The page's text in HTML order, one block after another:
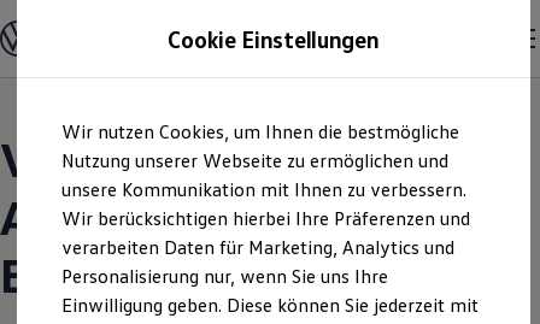
Hauptinhalt
springen
Footer
springen
Modelle und Konfigurator
Konfigurator
Modelle vergleichen
Elektroautos
ENERGY Sondermodelle
Nutzfahrzeuge
SUV und CUV
Familienautos
Kombis
Kompaktwagen
Sportwagen
Schnell verfügbare Fahrzeuge
Volkswagen Modelle |
Autohaus Lademann
Buchen
Cookie Einstellungen
Wir nutzen Cookies, um Ihnen die bestmögliche
Nutzung unserer Webseite zu ermöglichen und
unsere Kommunikation mit Ihnen zu verbessern.
Wir berücksichtigen hierbei Ihre Präferenzen und
verarbeiten Daten für Marketing, Analytics und
Personalisierung nur, wenn Sie uns Ihre
Einwilligung geben. Diese können Sie jederzeit mit